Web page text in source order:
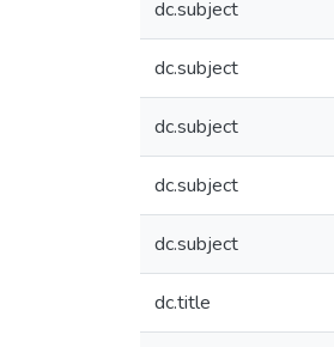
dc.subject
dc.subject
dc.subject
dc.subject
dc.subject
dc.title